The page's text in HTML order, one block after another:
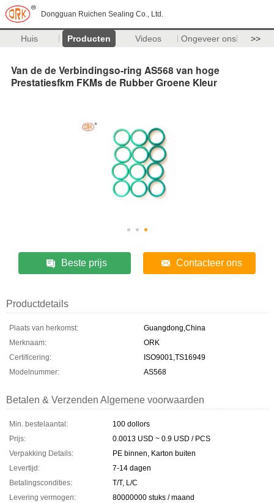
Dongguan Ruichen Sealing Co., Ltd.
Huis Producten Videos Ongeveer ons >>
Van de de Verbindingso-ring AS568 van hoge
Prestatiesfkm FKMs de Rubber Groene Kleur
Beste prijs Contacteer ons
Productdetails
Plaats van herkomst:
Guangdong,China
Merknaam:
ORK
Certificering:
ISO9001,TS16949
Modelnummer:
AS568
Betalen & Verzenden Algemene voorwaarden
Min. bestelaantal:
100 dollors
Prijs:
0.0013 USD ~ 0.9 USD / PCS
Verpakking Details:
PE binnen, Karton buiten
Levertijd:
7-14 dagen
Betalingscondities:
T/T, L/C
Levering vermogen:
80000000 stuks / maand